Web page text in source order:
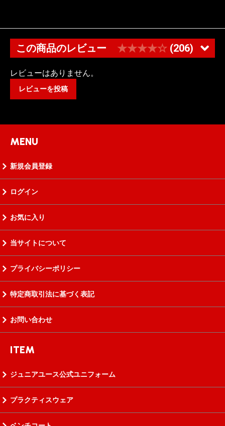
この商品のレビュー ★★★★☆ (206)
レビューはありません。
レビューを投稿
MENU
新規会員登録
ログイン
お気に入り
当サイトについて
プライバシーポリシー
特定商取引法に基づく表記
お問い合わせ
ITEM
ジュニアユース公式ユニフォーム
プラクティスウェア